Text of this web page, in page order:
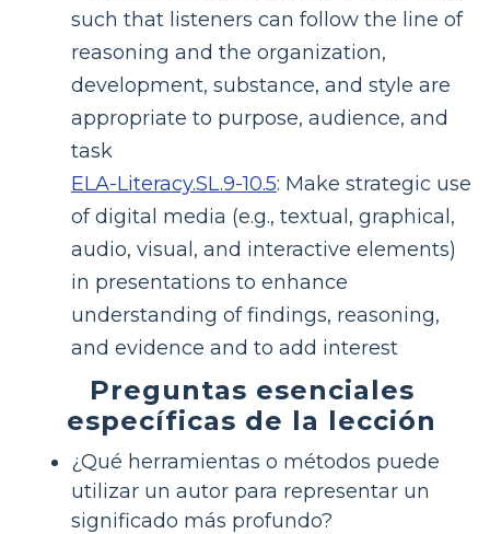
such that listeners can follow the line of
reasoning and the organization,
development, substance, and style are
appropriate to purpose, audience, and
task
ELA-Literacy.SL.9-10.5: Make strategic use
of digital media (e.g., textual, graphical,
audio, visual, and interactive elements)
in presentations to enhance
understanding of findings, reasoning,
and evidence and to add interest
Preguntas esenciales
específicas de la lección
¿Qué herramientas o métodos puede
utilizar un autor para representar un
significado más profundo?